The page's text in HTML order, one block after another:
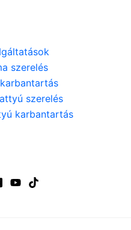
szerelés
szerelés
karbantartás